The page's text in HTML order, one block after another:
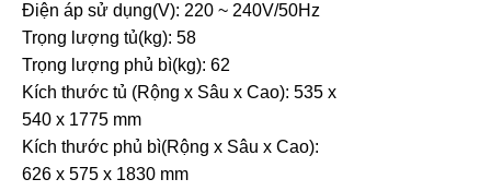
Điện áp sử dụng(V): 220 ~ 240V/50Hz
Trọng lượng tủ(kg): 58
Trọng lượng phủ bì(kg): 62
Kích thước tủ (Rộng x Sâu x Cao): 535 x
540 x 1775 mm
Kích thước phủ bì(Rộng x Sâu x Cao):
626 x 575 x 1830 mm